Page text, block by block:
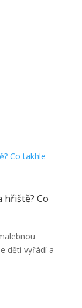
hřiště? Co
děti vyřádí a